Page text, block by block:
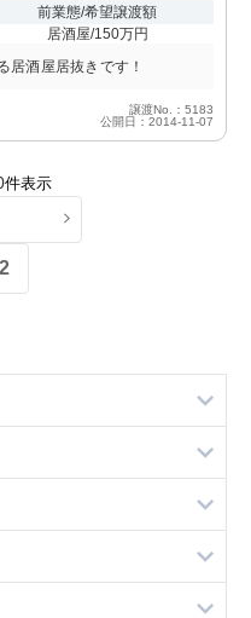
前業態/希望譲渡額
居酒屋/150万円
居酒屋居抜きです！
譲渡No.：5183
公開日：2014-11-07
件表示
2
一覧
一覧
案件一覧
案件一覧
件一覧
件一覧
件一覧
の案件一覧